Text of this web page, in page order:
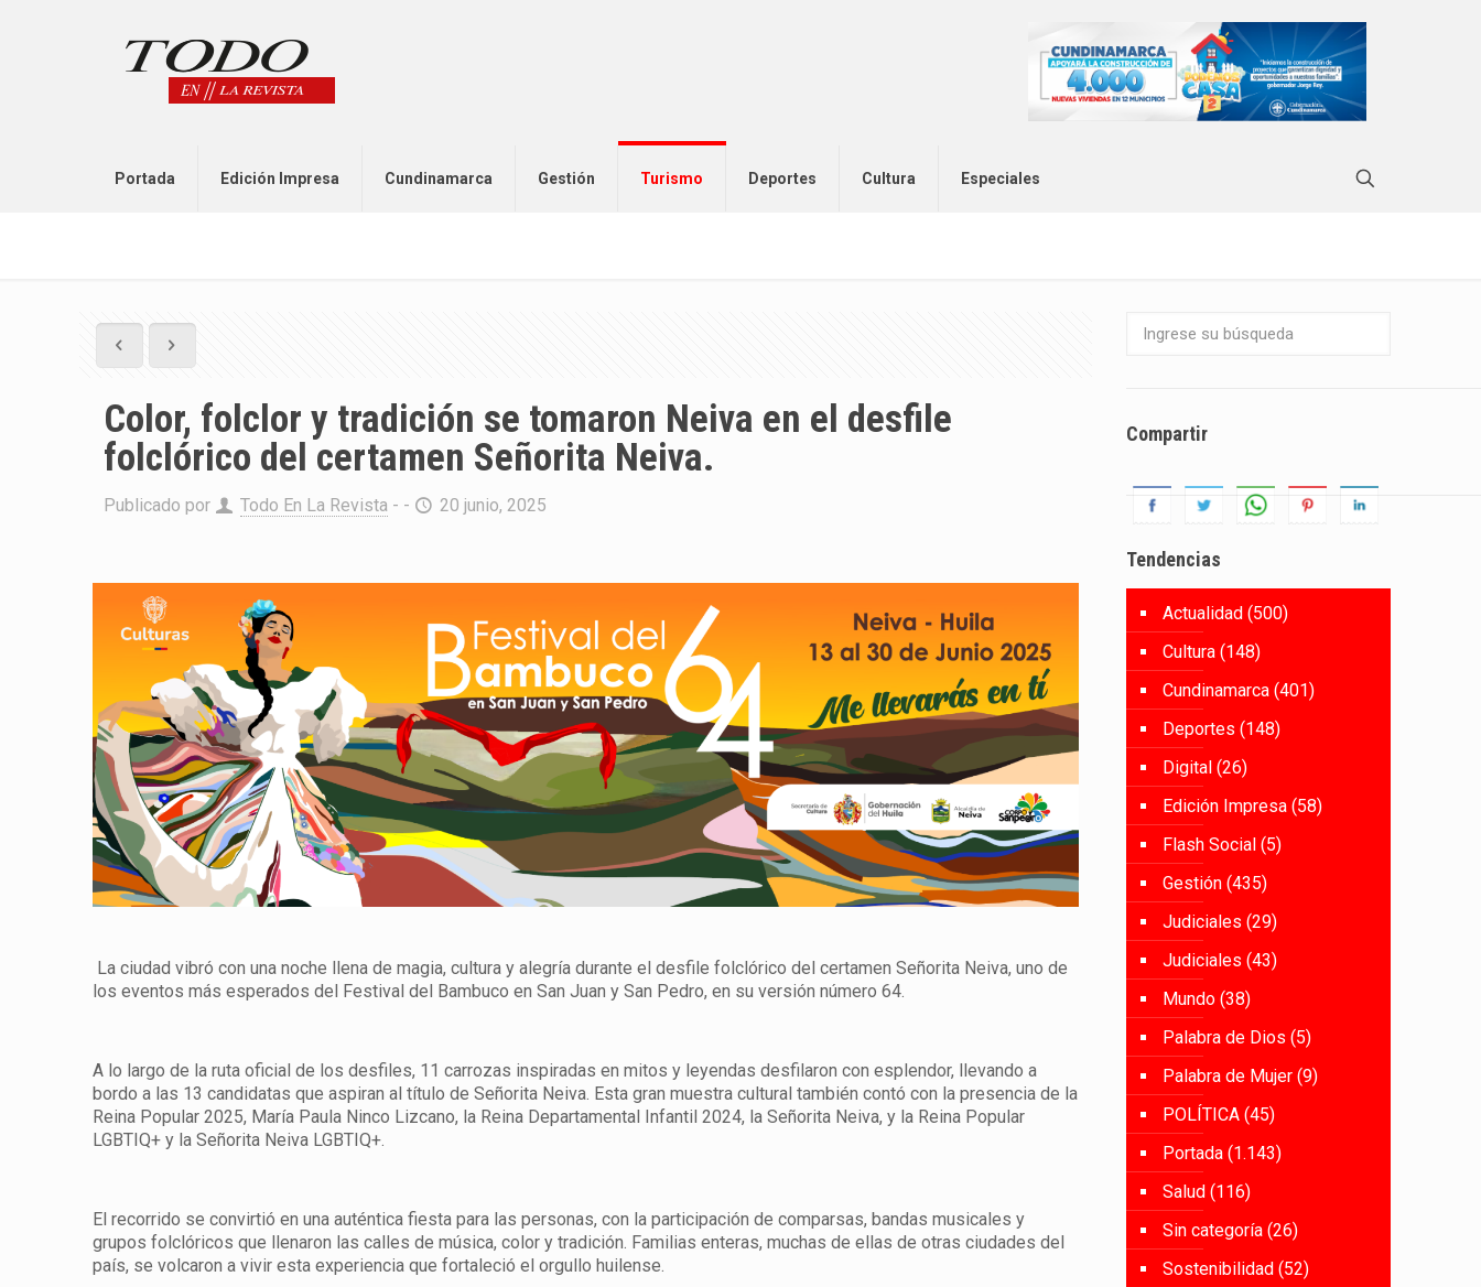
Portada Edición Impresa Cundinamarca Gestión Turismo Deportes Cultura Especiales
Color, folclor y tradición se tomaron Neiva en el desfile
folclórico del certamen Señorita Neiva.
Publicado por Todo En La Revista - - 20 junio, 2025
La ciudad vibró con una noche llena de magia, cultura y alegría durante el desfile folclórico del certamen Señorita Neiva, uno de
los eventos más esperados del Festival del Bambuco en San Juan y San Pedro, en su versión número 64.
A lo largo de la ruta oficial de los desfiles, 11 carrozas inspiradas en mitos y leyendas desfilaron con esplendor, llevando a
bordo a las 13 candidatas que aspiran al título de Señorita Neiva. Esta gran muestra cultural también contó con la presencia de la
Reina Popular 2025, María Paula Ninco Lizcano, la Reina Departamental Infantil 2024, la Señorita Neiva, y la Reina Popular
LGBTIQ+ y la Señorita Neiva LGBTIQ+.
El recorrido se convirtió en una auténtica fiesta para las personas, con la participación de comparsas, bandas musicales y
grupos folclóricos que llenaron las calles de música, color y tradición. Familias enteras, muchas de ellas de otras ciudades del
país, se volcaron a vivir esta experiencia que fortaleció el orgullo huilense.
Compartir
Tendencias
Actualidad (500)
Cultura (148)
Cundinamarca (401)
Deportes (148)
Digital (26)
Edición Impresa (58)
Flash Social (5)
Gestión (435)
Judiciales (29)
Judiciales (43)
Mundo (38)
Palabra de Dios (5)
Palabra de Mujer (9)
POLÍTICA (45)
Portada (1.143)
Salud (116)
Sin categoría (26)
Sostenibilidad (52)